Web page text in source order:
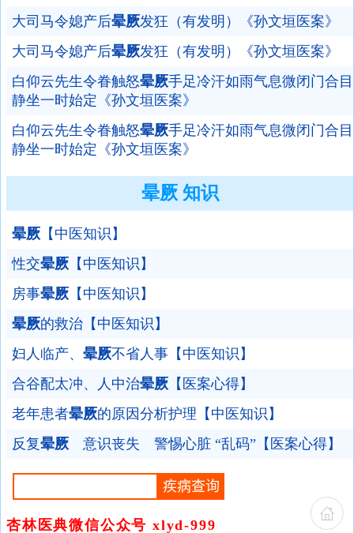
大司马令媳产后晕厥发狂（有发明）《孙文垣医案》
大司马令媳产后晕厥发狂（有发明）《孙文垣医案》
白仰云先生令眷触怒晕厥手足冷汗如雨气息微闭门合目
静坐一时始定《孙文垣医案》
白仰云先生令眷触怒晕厥手足冷汗如雨气息微闭门合目
静坐一时始定《孙文垣医案》
晕厥 知识
晕厥 【中医知识】
性交晕厥 【中医知识】
房事晕厥 【中医知识】
晕厥的救治【中医知识】
妇人临产、 晕厥不省人事【中医知识】
合谷配太冲、人中治晕厥 【医案心得】
老年患者晕厥的原因分析护理【中医知识】
反复晕厥 意识丧失 警惕心脏 “乱码”【医案心得】
杏林医典微信公众号 xlyd-999